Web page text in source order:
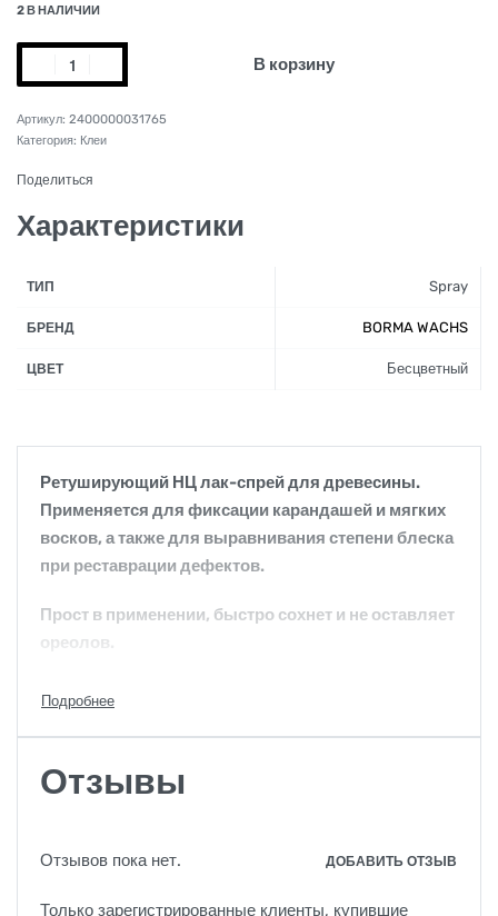
2 В НАЛИЧИИ
В корзину
2400000031765
Категория: Клеи
Поделиться
Характеристики
ТИП Spray
БРЕНД BORMA WACHS
ЦВЕТ Бесцветный
Ретуширующий НЦ лак-спрей для древесины.
Применяется для фиксации карандашей и мягких
восков, а также для выравнивания степени блеска
при реставрации дефектов.
Прост в применении, быстро сохнет и не оставляет
ореолов.
Имеет различные степени блеска.
Идеален для реставрации поверхностей или
отделок с неоднородной или частично
поврежденной основой.
Отзывы
Отзывов пока нет. ДОБАВИТЬ ОТЗЫВ
Только зарегистрированные клиенты, купившие